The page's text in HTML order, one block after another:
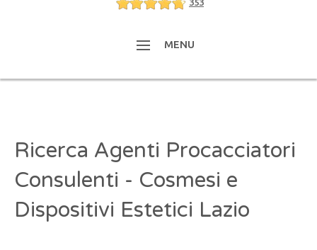
353
MENU
Ricerca Agenti Procacciatori
Consulenti - Cosmesi e
Dispositivi Estetici Lazio